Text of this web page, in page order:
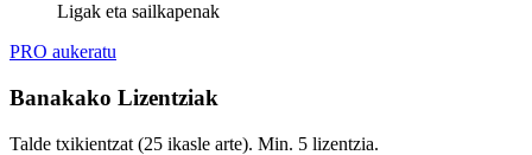
Ligak eta sailkapenak
PRO aukeratu
Banakako Lizentziak
Talde txikientzat (25 ikasle arte). Min. 5 lizentzia.